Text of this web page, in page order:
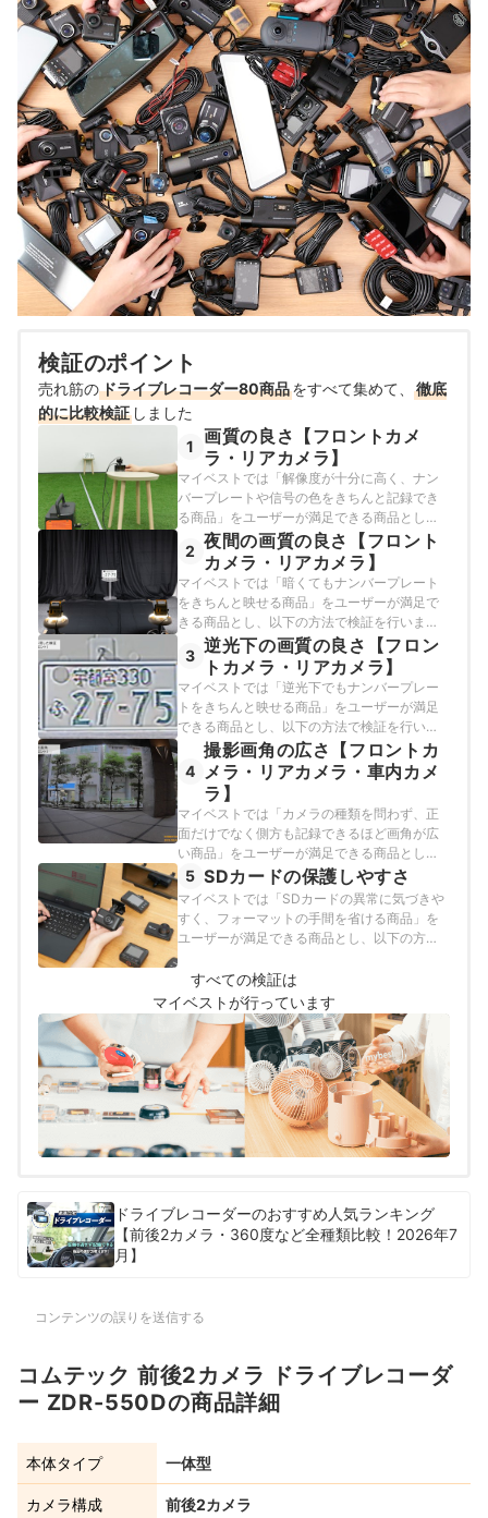
検証のポイント
売れ筋のドライブレコーダー80商品をすべて集めて、
徹底
的に比較検証 しました
1 画質の良さ【フロントカメ
ラ・リアカメラ】
マイベストでは「解像度が十分に高く、ナン
バープレートや信号の色をきちんと記録でき
る商品」をユーザーが満足できる商品とし、
以下の方法で検証を行いました。
2 夜間の画質の良さ【フロント
カメラ・リアカメラ】
マイベストでは「暗くてもナンバープレート
をきちんと映せる商品」をユーザーが満足で
きる商品とし、以下の方法で検証を行いまし
3 逆光下の画質の良さ【フロン
トカメラ・リアカメラ】
マイベストでは「逆光下でもナンバープレー
トをきちんと映せる商品」をユーザーが満足
できる商品とし、以下の方法で検証を行いま
した。
4
撮影画角の広さ【フロントカ
メラ・リアカメラ・車内カメ
ラ】
マイベストでは「カメラの種類を問わず、正
面だけでなく側方も記録できるほど画角が広
い商品」をユーザーが満足できる商品とし、
以下の方法で検証を行いました。
5 SDカードの保護しやすさ
マイベストでは「SDカードの異常に気づきや
すく、フォーマットの手間を省ける商品」を
ユーザーが満足できる商品とし、以下の方法
すべての検証は
マイベストが行っています
ドライブレコーダーのおすすめ人気ランキング
【前後2カメラ・360度など全種類比較！2026年7
月】
コンテンツの誤りを送信する
コムテック 前後2カメラ ドライブレコーダ
ー ZDR-550Dの商品詳細
本体タイプ 一体型
カメラ構成 前後2カメラ